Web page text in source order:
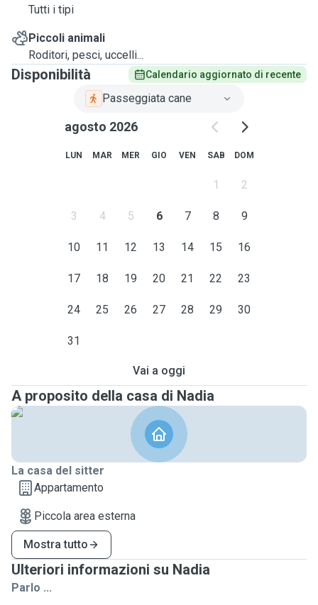
Tutti i tipi
Piccoli animali
Roditori, pesci, uccelli...
Disponibilità Calendario aggiornato di recente
Passeggiata cane
agosto 2026
LUN MAR MER GIO VEN SAB DOM
1 2
3 4 5 6 7 8 9
10 11 12 13 14 15 16
17 18 19 20 21 22 23
24 25 26 27 28 29 30
31
Vai a oggi
A proposito della casa di Nadia
La casa del sitter
Appartamento
Piccola area esterna
Mostra tutto
Ulteriori informazioni su Nadia
Parlo ...